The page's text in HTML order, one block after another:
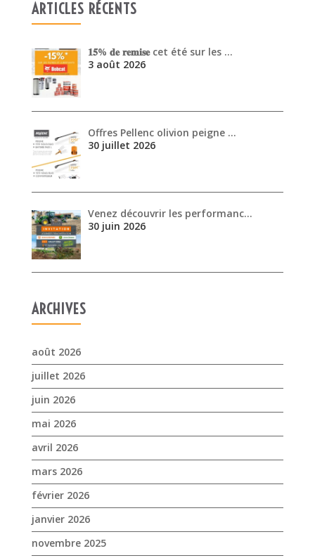
Offres Pellenc olivion peigne …
30 juin 2026
ARCHIVES
août 2026
juillet 2026
mai 2026
mars 2026
février 2026
janvier 2026
novembre 2025
octobre 2025
septembre 2025
juillet 2025
avril 2025
mars 2025